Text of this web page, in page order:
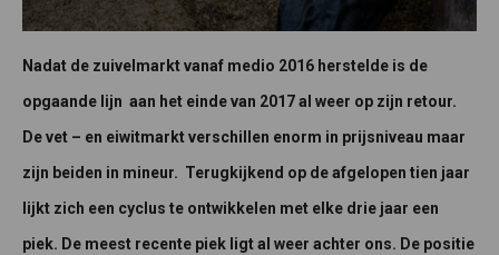
Nadat de zuivelmarkt vanaf medio 2016 herstelde is de
opgaande lijn aan het einde van 2017 al weer op zijn retour.
De vet – en eiwitmarkt verschillen enorm in prijsniveau maar
zijn beiden in mineur. Terugkijkend op de afgelopen tien jaar
lijkt zich een cyclus te ontwikkelen met elke drie jaar een
piek. De meest recente piek ligt al weer achter ons. De positie